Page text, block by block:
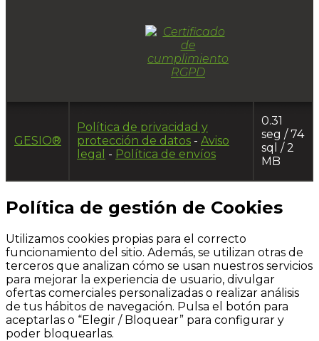
GESIO®
Política de privacidad y
protección de datos - Aviso
legal - Política de envíos
0.31
seg /74
sql / 2
MB
Política de gestión de Cookies
Utilizamos cookies propias para el correcto
funcionamiento del sitio. Además, se utilizan otras de
terceros que analizan cómo se usan nuestros servicios
para mejorar la experiencia de usuario, divulgar
ofertas comerciales personalizadas o realizar análisis
de tus hábitos de navegación. Pulsa el botón para
aceptarlas o “Elegir / Bloquear” para configurar y
poder bloquearlas.